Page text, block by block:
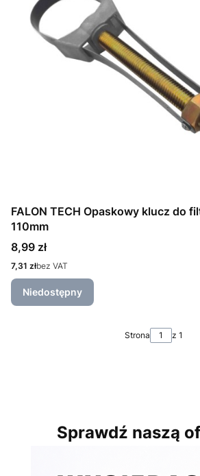
FALON TECH Opaskowy klucz do
110mm
Cena
8,99 zł
Cena
7,31 złbez VAT
Niedostępny
Strona z 1
Sprawdź naszą